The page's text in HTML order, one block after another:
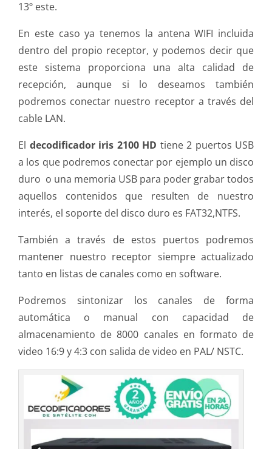
13º este.
En este caso ya tenemos la antena WIFI incluida
dentro del propio receptor, y podemos decir que
este sistema proporciona una alta calidad de
recepción, aunque si lo deseamos también
podremos conectar nuestro receptor a través del
cable LAN.
El decodificador iris 2100 HD tiene 2 puertos USB
a los que podremos conectar por ejemplo un disco
duro o una memoria USB para poder grabar todos
aquellos contenidos que resulten de nuestro
interés, el soporte del disco duro es FAT32,NTFS.
También a través de estos puertos podremos
mantener nuestro receptor siempre actualizado
tanto en listas de canales como en software.
Podremos sintonizar los canales de forma
automática o manual con capacidad de
almacenamiento de 8000 canales en formato de
video 16:9 y 4:3 con salida de video en PAL/ NSTC.